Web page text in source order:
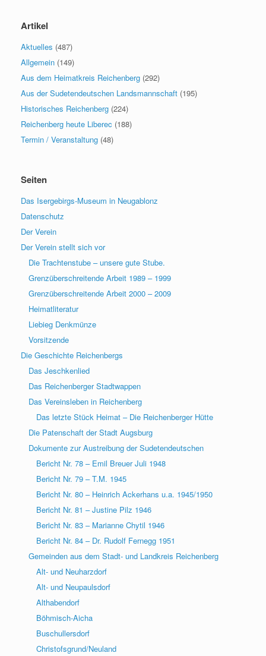
Artikel
Aktuelles (487)
Allgemein (149)
Aus dem Heimatkreis Reichenberg (292)
Aus der Sudetendeutschen Landsmannschaft (195)
Historisches Reichenberg (224)
Reichenberg heute Liberec (188)
Termin / Veranstaltung (48)
Seiten
Das Isergebirgs-Museum in Neugablonz
Datenschutz
Der Verein
Der Verein stellt sich vor
Die Trachtenstube – unsere gute Stube.
Grenzüberschreitende Arbeit 1989 – 1999
Grenzüberschreitende Arbeit 2000 – 2009
Heimatliteratur
Liebieg Denkmünze
Vorsitzende
Die Geschichte Reichenbergs
Das Jeschkenlied
Das Reichenberger Stadtwappen
Das Vereinsleben in Reichenberg
Das letzte Stück Heimat – Die Reichenberger Hütte
Die Patenschaft der Stadt Augsburg
Dokumente zur Austreibung der Sudetendeutschen
Bericht Nr. 78 – Emil Breuer Juli 1948
Bericht Nr. 79 – T.M. 1945
Bericht Nr. 80 – Heinrich Ackerhans u.a. 1945/1950
Bericht Nr. 81 – Justine Pilz 1946
Bericht Nr. 83 – Marianne Chytil 1946
Bericht Nr. 84 – Dr. Rudolf Fernegg 1951
Gemeinden aus dem Stadt- und Landkreis Reichenberg
Alt- und Neuharzdorf
Alt- und Neupaulsdorf
Althabendorf
Böhmisch-Aicha
Buschullersdorf
Christofsgrund/Neuland